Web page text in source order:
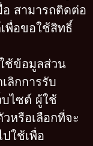
สามารถติดต่อ
พื่อขอใช้สิทธิ์
ช้ข้อมูลส่วน
ลิกการรับ
ไซต์ ผู้ใช้
หรือเลือกที่จะ
ใช้เพื่อ